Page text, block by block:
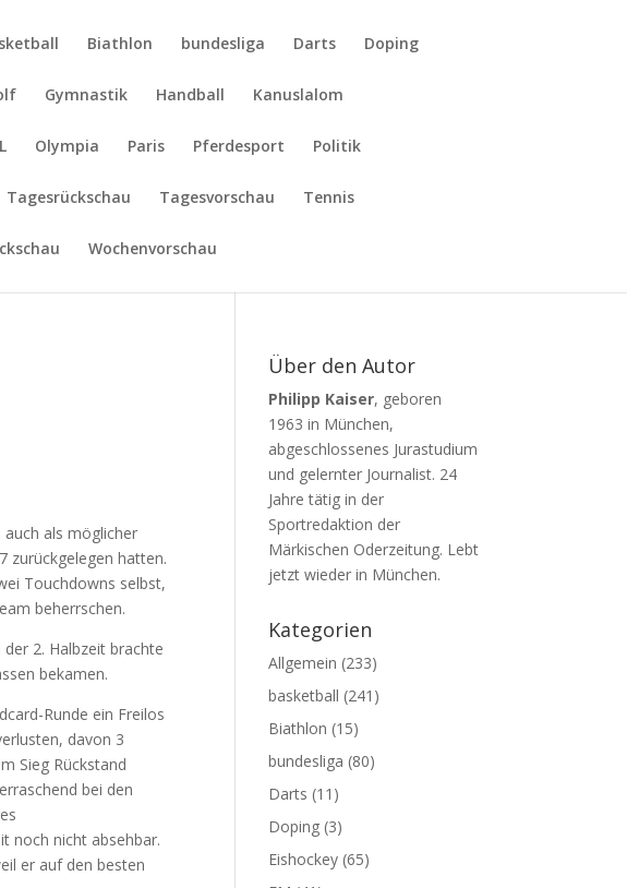
Biathlon bundesliga Darts Doping
Gymnastik Handball Kanuslalom
Olympia Paris Pferdesport Politik
Tagesrückschau Tagesvorschau Tennis
Wochenvorschau
auch als möglicher
zurückgelegen hatten.
Touchdowns selbst,
beherrschen.
2. Halbzeit brachte
bekamen.
Runde ein Freilos
davon 3
Sieg Rückstand
bei den
noch nicht absehbar.
er auf den besten
Über den Autor
Philipp Kaiser, geboren
1963 in München,
abgeschlossenes Jurastudium
und gelernter Journalist. 24
Jahre tätig in der
Sportredaktion der
Märkischen Oderzeitung. Lebt
jetzt wieder in München.
Kategorien
Allgemein (233)
basketball (241)
Biathlon (15)
bundesliga (80)
Darts (11)
Doping (3)
Eishockey (65)